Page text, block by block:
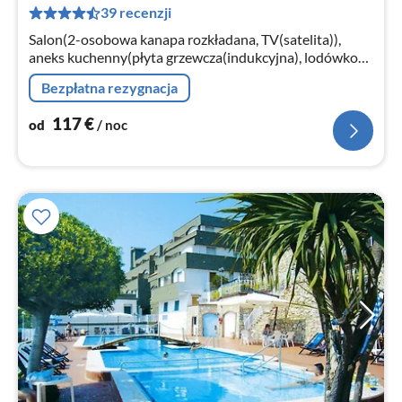
39 recenzji
Salon(2-osobowa kanapa rozkładana, TV(satelita)),
aneks kuchenny(płyta grzewcza(indukcyjna), lodówko-
zamrażarka), sypialnia(łóżko 2-osobowe)
Bezpłatna rezygnacja
od 117€/ noc